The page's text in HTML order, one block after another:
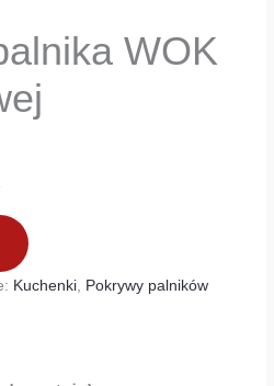
WOK
Kuchenki
Pokrywy palników